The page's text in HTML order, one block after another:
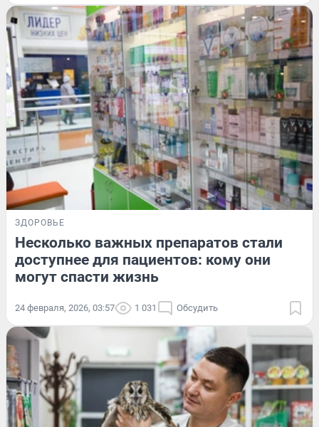
ЗДОРОВЬЕ
Несколько важных препаратов стали
доступнее для пациентов: кому они
могут спасти жизнь
24 февраля, 2026, 03:57 1 031 Обсудить